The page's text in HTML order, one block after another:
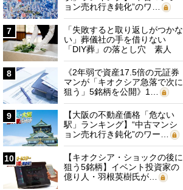
ョン売れ行き鈍化”のワ…
7
「失敗すると取り返しがつかな
い」葬儀社の手を借りない
「DIY葬」の落とし穴 素人
に…
8
《2年弱で資産17.5倍の元証券
マンが「キオクシア急落で次に
狙う」5銘柄を公開》1…
9
【大阪の不動産価格「危ない
駅」ランキング】“中古マンシ
ョン売れ行き鈍化”のワー…
10
【キオクシア・ショックの後に
狙う5銘柄】イベント投資家の
億り人・羽根英樹氏が…